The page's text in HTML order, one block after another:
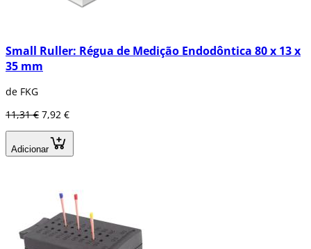
Small Ruller: Régua de Medição Endodôntica 80 x 13 x
35 mm
de FKG
11,31 € 7,92 €
Adicionar